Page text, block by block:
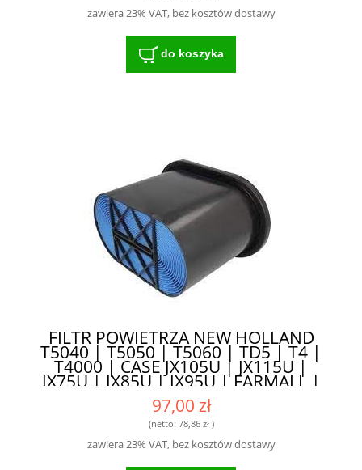
zawiera 23% VAT, bez kosztów dostawy
do koszyka
FILTR POWIETRZA NEW HOLLAND
T5040 | T5050 | T5060 | TD5 | T4 |
T4000 | CASE JX105U | JX115U |
JX75U | JX85U | JX95U | FARMALL |
QUANTUM | DOSKONAŁA
WYDAJNOŚĆ I PRECYZYJNA FILTRACJA
97,00 zł
(netto: 78,86 zł)
zawiera 23% VAT, bez kosztów dostawy